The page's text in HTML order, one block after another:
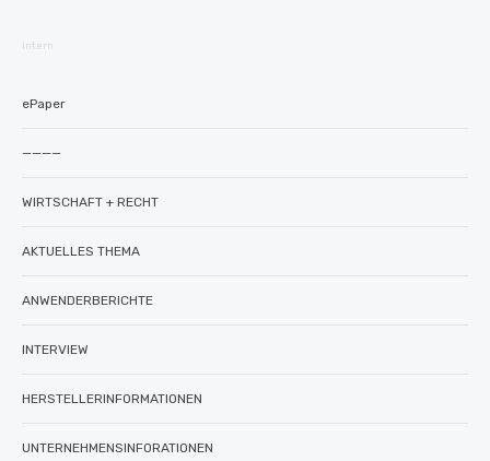
intern
ePaper
————
WIRTSCHAFT + RECHT
AKTUELLES THEMA
ANWENDERBERICHTE
INTERVIEW
HERSTELLERINFORMATIONEN
UNTERNEHMENSINFORATIONEN